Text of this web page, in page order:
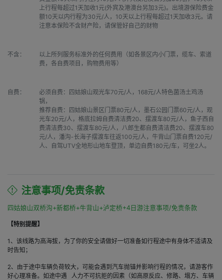
上行程每超过1天加收1元(外宾及港澳台另加3元)。出境游保险费金
额10天以内行程为30元/人，10天以上行程每超过1天加收3元。请
注意本保险不含财产险，请保管好自己的财物
不含：
以上所列服务标准外的任何费用（如各景区内小门票，缆车、索道
费，各自费项目，购物费用等）
自费：
必须自费：四姑娘山观光车70元/人，168元/人特色菌汤土鸡汤
锅，
推荐自费：四姑娘山景区门票80元/人，墨石公园门票60元/人，观
光车20元/人，格底拉姆自费清洁费20、摆渡车80元/人，鱼子西自
费清洁费30、摆渡车80元/人，八郎生都自费清洁费20、摆渡车80
元/人，潘沟-长海子摆渡车往返100元/人，牛背山门票自费120元/
人、自驾UTV全地形山地车登顶，单边自费180元/车，可坐2人。
注意事项/免责条款
四姑娘山双桥沟+新都桥+牛背山+泸定桥+4日游注意事项/免责条款
【特别提醒】
1、该线路为高海拔，为了你的安全请做好一切准备如行程途中有身体不适请及
时告知；
2、由于途中车辆负荷较大，可能会遇到汽车抛锚并影响行程的情况，请游客作
好心理准备。如途中遇 人力不可抗拒的因素（如高原反应、修路、塌方、车辆